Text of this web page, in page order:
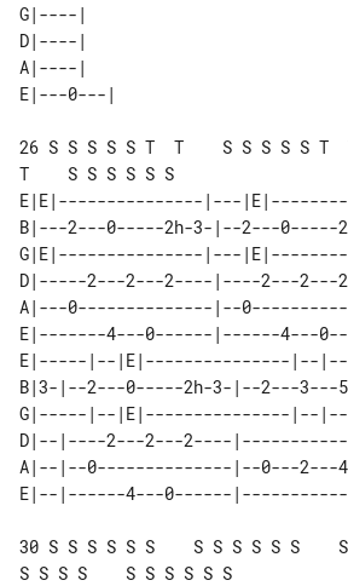
G|----|
D|----|
A|----|
26 S S S S S T  T    S S S S S T
T    S S S S S S
E|E|---------------|---
B|---2---0-----2h-3-|--2---0-----
G|E|---------------|---
D|-----2---2---2----|----2---2---
A|---0--------------|--
E|-------4---0------|------4---
E|-----|--|E|---------------|--
B|3-|--2---0-----2h-3-|--
G|-----|--|E|---------------|--
D|--|----2---2---2----
A|--|--0--------------|--
30 S S S S S S    S S S S S S
S S S S    S S S S S S